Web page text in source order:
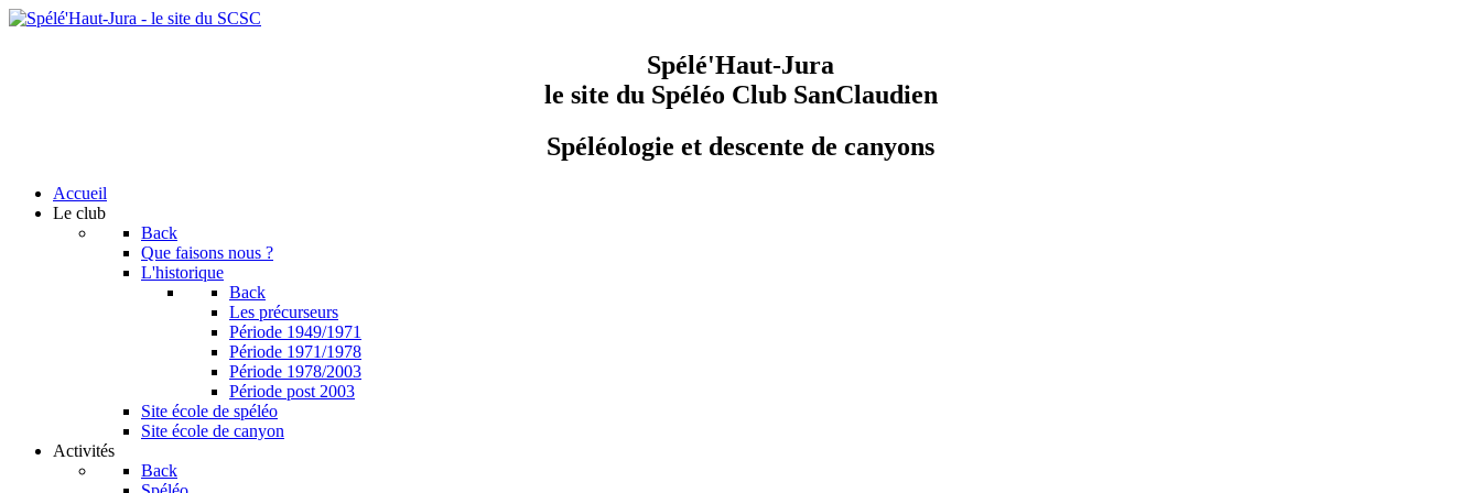
Spélé'Haut-Jura
le site du Spéléo Club SanClaudien
Spéléologie et descente de canyons
Accueil
Le club
Back
Que faisons nous ?
L'historique
Back
Les précurseurs
Période 1949/1971
Période 1971/1978
Période 1978/2003
Période post 2003
Site école de spéléo
Site école de canyon
Activités
Back